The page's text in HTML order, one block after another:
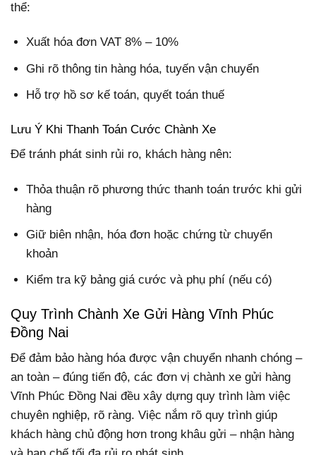
thể:
Xuất hóa đơn VAT 8% – 10%
Ghi rõ thông tin hàng hóa, tuyến vận chuyển
Hỗ trợ hồ sơ kế toán, quyết toán thuế
Lưu Ý Khi Thanh Toán Cước Chành Xe
Để tránh phát sinh rủi ro, khách hàng nên:
Thỏa thuận rõ phương thức thanh toán trước khi gửi
hàng
Giữ biên nhận, hóa đơn hoặc chứng từ chuyển
khoản
Kiểm tra kỹ bảng giá cước và phụ phí (nếu có)
Quy Trình Chành Xe Gửi Hàng Vĩnh Phúc
Đồng Nai
Để đảm bảo hàng hóa được vận chuyển nhanh chóng –
an toàn – đúng tiến độ, các đơn vị chành xe gửi hàng
Vĩnh Phúc Đồng Nai đều xây dựng quy trình làm việc
chuyên nghiệp, rõ ràng. Việc nắm rõ quy trình giúp
khách hàng chủ động hơn trong khâu gửi – nhận hàng